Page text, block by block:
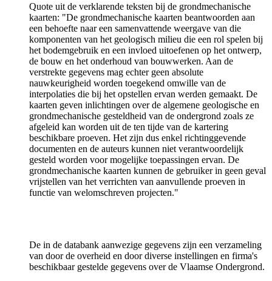
Quote uit de verklarende teksten bij de grondmechanische
kaarten: "De grondmechanische kaarten beantwoorden aan
een behoefte naar een samenvattende weergave van die
komponenten van het geologisch milieu die een rol spelen bij
het bodemgebruik en een invloed uitoefenen op het ontwerp,
de bouw en het onderhoud van bouwwerken. Aan de
verstrekte gegevens mag echter geen absolute
nauwkeurigheid worden toegekend omwille van de
interpolaties die bij het opstellen ervan werden gemaakt. De
kaarten geven inlichtingen over de algemene geologische en
grondmechanische gesteldheid van de ondergrond zoals ze
afgeleid kan worden uit de ten tijde van de kartering
beschikbare proeven. Het zijn dus enkel richtinggevende
documenten en de auteurs kunnen niet verantwoordelijk
gesteld worden voor mogelijke toepassingen ervan. De
grondmechanische kaarten kunnen de gebruiker in geen geval
vrijstellen van het verrichten van aanvullende proeven in
functie van welomschreven projecten."
De in de databank aanwezige gegevens zijn een verzameling
van door de overheid en door diverse instellingen en firma's
beschikbaar gestelde gegevens over de Vlaamse Ondergrond.